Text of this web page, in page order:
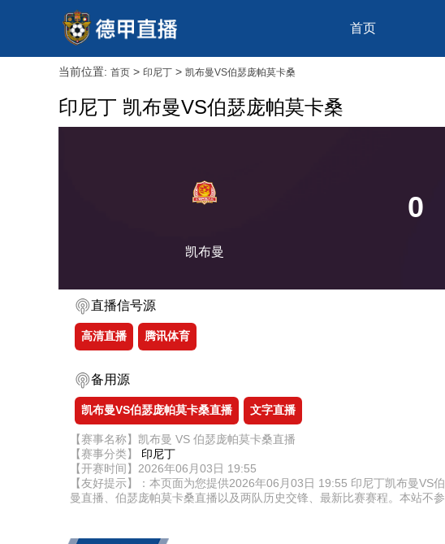
首页
当前位置: 首页 > 印尼丁 > 凯布曼VS伯瑟庞帕莫卡桑
印尼丁 凯布曼VS伯瑟庞帕莫卡桑
凯布曼
0
直播信号源
高清直播 腾讯体育
备用源
凯布曼VS伯瑟庞帕莫卡桑直播 文字直播
【赛事名称】凯布曼 VS 伯瑟庞帕莫卡桑直播
【赛事分类】 印尼丁
【开赛时间】2026年06月03日 19:55
【友好提示】：本页面为您提供2026年06月03日 19:55 印尼丁凯布曼
曼直播、伯瑟庞帕莫卡桑直播以及两队历史交锋、最新比赛赛程。本站不